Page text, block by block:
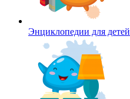
Энциклопедии для детей